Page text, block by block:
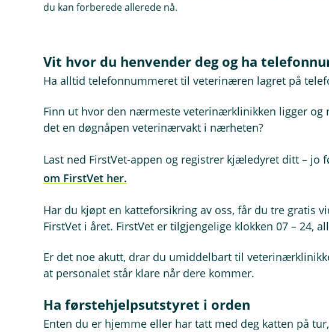
du kan forberede allerede nå.
Vit hvor du henvender deg og ha
Ha alltid telefonnummeret til veterinæren lagret på
Finn ut hvor den nærmeste veterinærklinikken ligger og
det en døgnåpen veterinærvakt i nærheten?
Last ned FirstVet-appen og registrer kjæledyret ditt – jo
om FirstVet her.
Har du kjøpt en katteforsikring av oss, får du tre gratis
FirstVet i året. FirstVet er tilgjengelige klokken 07 – 24,
Er det noe akutt, drar du umiddelbart til
at personalet står klare når dere kommer.
Ha førstehjelpsutstyret i orden
Enten du er hjemme eller har tatt med deg katten på